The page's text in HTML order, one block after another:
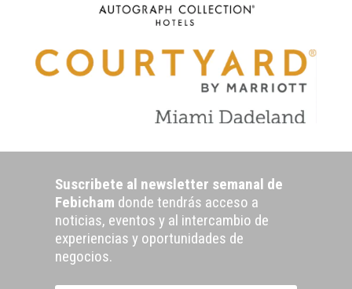
Suscribete al newsletter semanal de
Febicham donde tendrás acceso a
noticias, eventos y al intercambio de
experiencias y oportunidades de
negocios.